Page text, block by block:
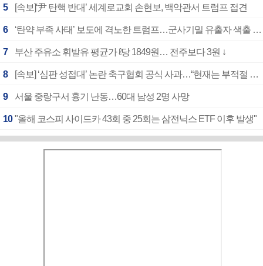
5 [속보]‘尹 탄핵 반대’ 세계로교회 손현보, 백악관서 트럼프 접견
6 ‘탄약 부족 사태’ 보도에 격노한 트럼프…군사기밀 유출자 색출 지시
7 부산 주유소 휘발유 평균가 ℓ당 1849원… 전주보다 3원 ↓
8 [속보] ‘심판 성접대’ 논란 축구협회 공식 사과…“현재는 부적절 행위 없어”
9 서울 중랑구서 흉기 난동…60대 남성 2명 사망
10 "올해 코스피 사이드카 43회 중 25회는 삼전닉스 ETF 이후 발생"